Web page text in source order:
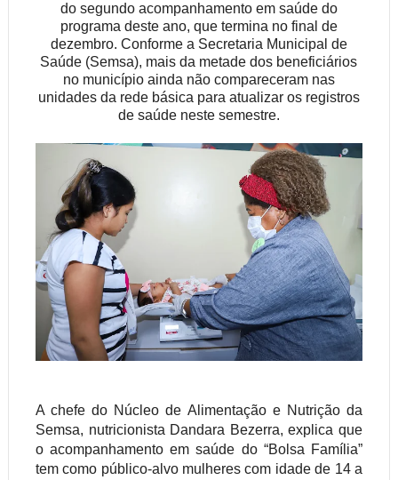
do segundo acompanhamento em saúde do
programa deste ano, que termina no final de
dezembro. Conforme a Secretaria Municipal de
Saúde (Semsa), mais da metade dos beneficiários
no município ainda não compareceram nas
unidades da rede básica para atualizar os registros
de saúde neste semestre.
A chefe do Núcleo de Alimentação e Nutrição da
Semsa, nutricionista Dandara Bezerra, explica que
o acompanhamento em saúde do “Bolsa Família”
tem como público-alvo mulheres com idade de 14 a